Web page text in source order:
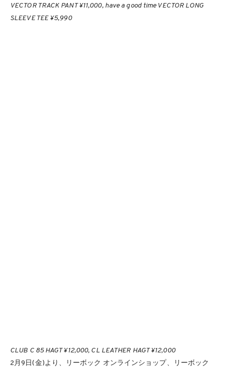
VECTOR TRACK PANT ¥11,000, have a good time VECTOR LONG
SLEEVE TEE ¥5,990
CLUB C 85 HAGT ¥12,000, CL LEATHER HAGT ¥12,000
2月9日(金)より、リーボック オンラインショップ、リーボック